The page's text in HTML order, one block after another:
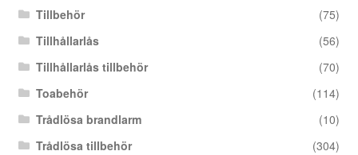
Tillbehör
(75)
Tillhållarlås
(56)
Tillhållarlås tillbehör
(70)
Toabehör
(114)
Trådlösa brandlarm
(10)
Trådlösa tillbehör
(304)